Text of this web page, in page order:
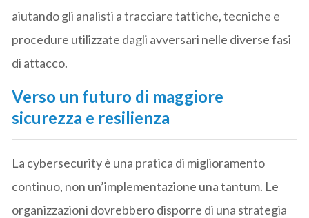
aiutando gli analisti a tracciare tattiche, tecniche e
procedure utilizzate dagli avversari nelle diverse fasi
di attacco.
Verso un futuro di maggiore
sicurezza e resilienza
La cybersecurity è una pratica di miglioramento
continuo, non un’implementazione una tantum. Le
organizzazioni dovrebbero disporre di una strategia